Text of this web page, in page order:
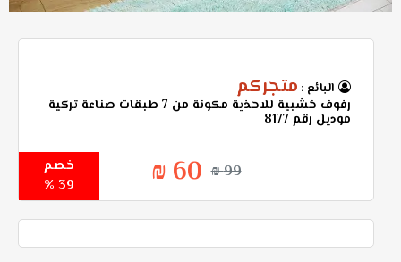
البائع : متجركم
رفوف خشبية للاحذية مكونة من 7 طبقات صناعة تركية
موديل رقم 8177
خصم
39 %
60 ₪ 99 ₪